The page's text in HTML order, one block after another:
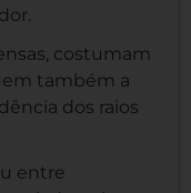
costumam
também a
dos raios
entre